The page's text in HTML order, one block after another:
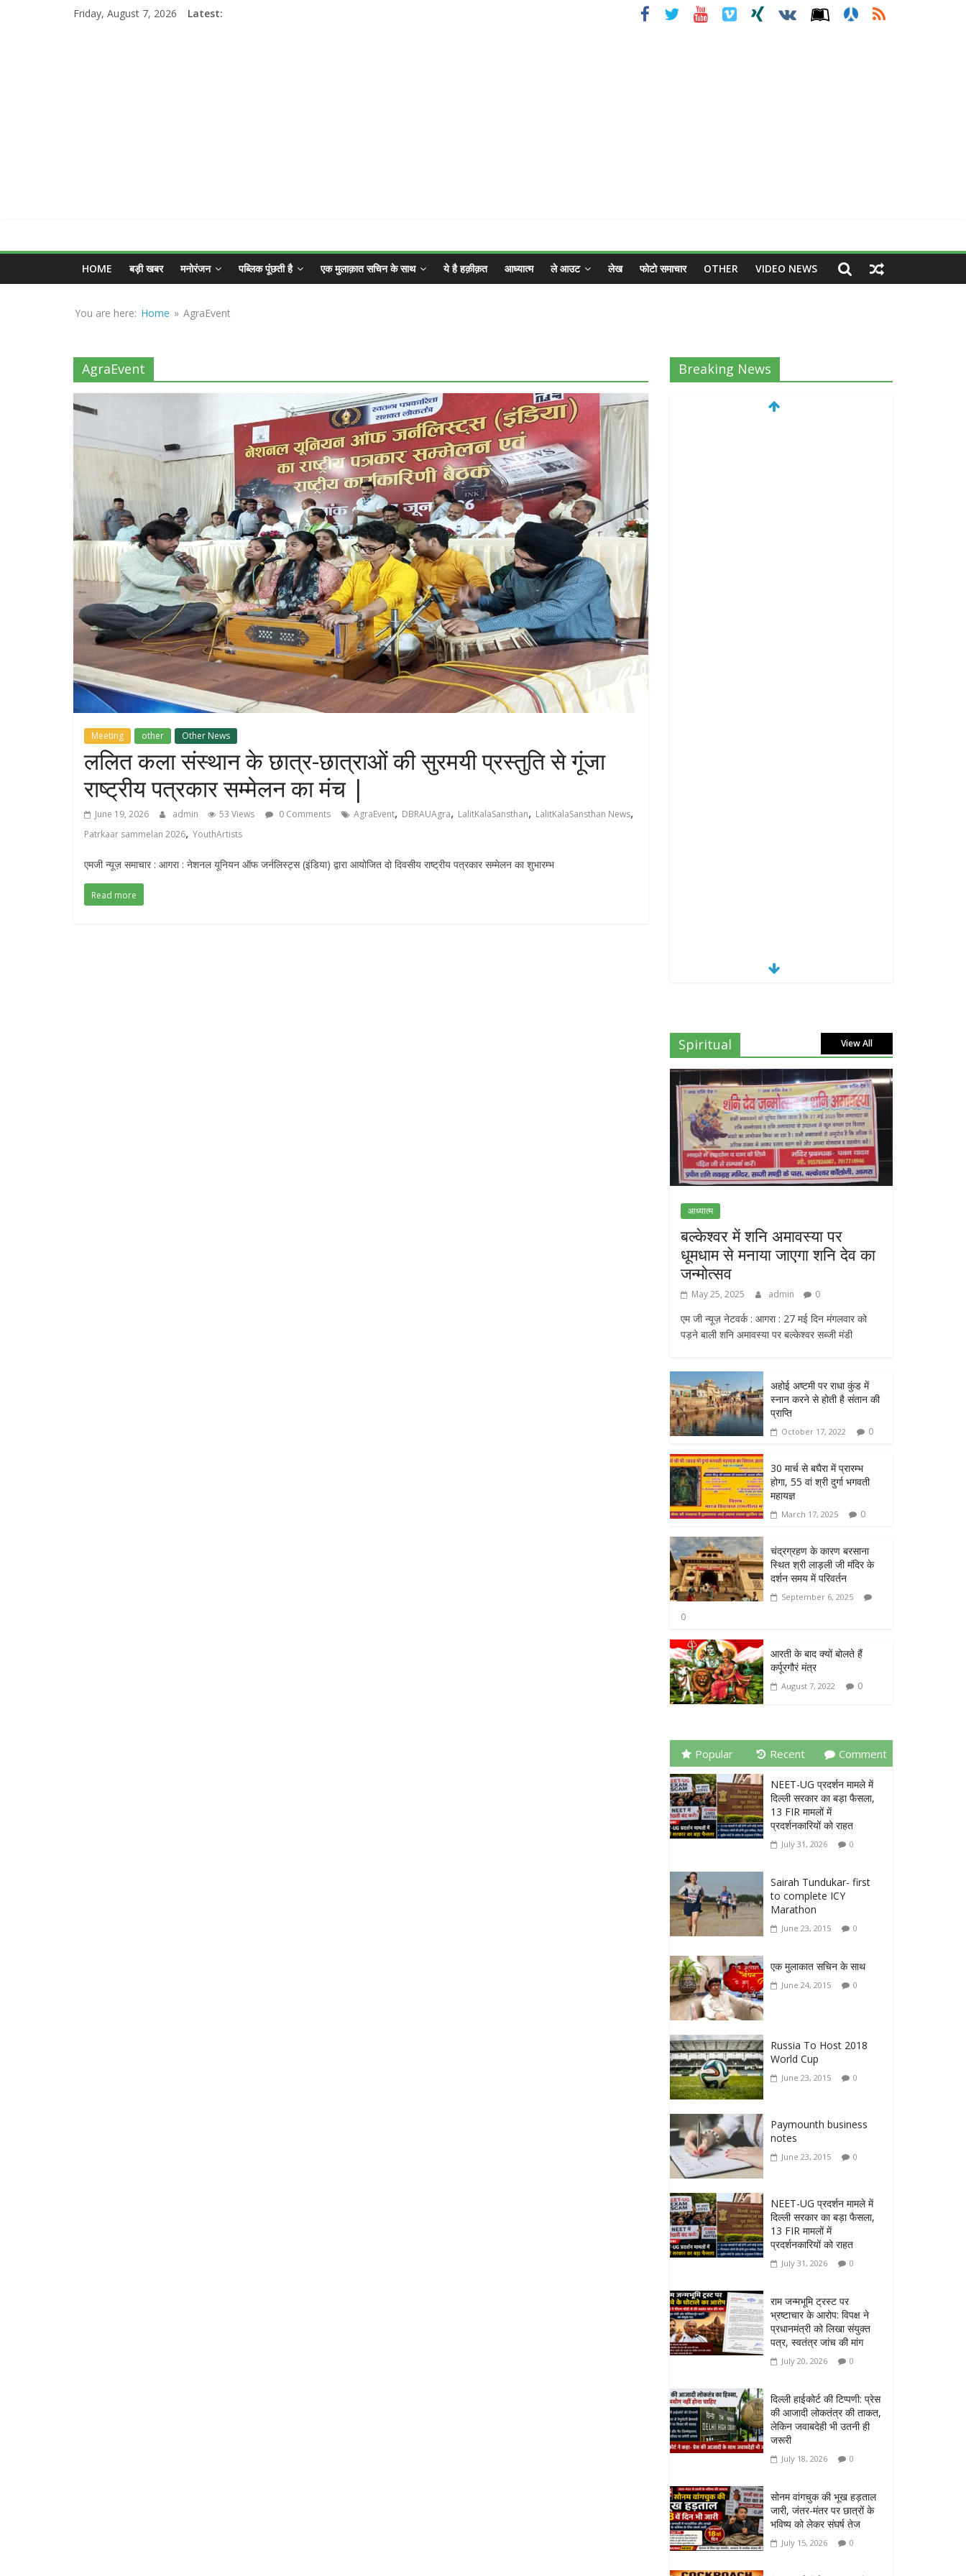
Friday, August 7, 2026 Latest:
MGNEWSINDIA
Sirf
HOME बड़ी खबर मनोरंजन पब्लिक पूंछती है एक मुलाक़ात सचिन के साथ ये है हक़ीक़त आध्यात्म ले आउट लेख फोटो समाचार OTHER VIDEO NEWS
You are here: Home » AgraEvent
AgraEvent
Meeting other Other News
ललित कला संस्थान के छात्र-छात्राओं की सुरमयी प्रस्तुति से गूंजा
राष्ट्रीय पत्रकार सम्मेलन का मंच |
June 19, 2026 admin 53 Views 0 Comments AgraEvent, DBRAUAgra, LalitKalaSansthan, LalitKalaSansthan News,
Patrkaar sammelan 2026, YouthArtists
एमजी न्यूज़ समाचार : आगरा : नेशनल यूनियन ऑफ जर्नलिस्ट्स (इंडिया) द्वारा आयोजित दो दिवसीय राष्ट्रीय पत्रकार सम्मेलन का शुभारम्भ
Read more
Breaking News
Spiritual View All
आध्यात्म
बल्केश्वर में शनि अमावस्या पर
धूमधाम से मनाया जाएगा शनि देव का
जन्मोत्सव
May 25, 2025 admin 0
एम जी न्यूज़ नेटवर्क : आगरा : 27 मई दिन मंगलवार को
पड़ने बाली शनि अमावस्या पर बल्केश्वर सब्जी मंडी
अहोई अष्टमी पर राधा कुंड में
स्नान करने से होती है संतान की
प्राप्ति
October 17, 2022 0
30 मार्च से बघैरा में प्रारम्भ
होगा, 55 वां श्री दुर्गा भगवती
महायज्ञ
March 17, 2025 0
चंद्रग्रहण के कारण बरसाना
स्थित श्री लाड़ली जी मंदिर के
दर्शन समय में परिवर्तन
September 6, 2025
0
आरती के बाद क्यों बोलते हैं
कर्पूरगौरं मंत्र
August 7, 2022 0
Popular Recent Comment
NEET-UG प्रदर्शन मामले में
दिल्ली सरकार का बड़ा फैसला,
13 FIR मामलों में
प्रदर्शनकारियों को राहत
July 31, 2026 0
Sairah Tundukar- first
to complete ICY
Marathon
June 23, 2015 0
एक मुलाकात सचिन के साथ
June 24, 2015 0
Russia To Host 2018
World Cup
June 23, 2015 0
Paymounth business
notes
June 23, 2015 0
NEET-UG प्रदर्शन मामले में
दिल्ली सरकार का बड़ा फैसला,
13 FIR मामलों में
प्रदर्शनकारियों को राहत
July 31, 2026 0
राम जन्मभूमि ट्रस्ट पर
भ्रष्टाचार के आरोप: विपक्ष ने
प्रधानमंत्री को लिखा संयुक्त
पत्र, स्वतंत्र जांच की मांग
July 20, 2026 0
दिल्ली हाईकोर्ट की टिप्पणी: प्रेस
की आजादी लोकतंत्र की ताकत,
लेकिन जवाबदेही भी उतनी ही
जरूरी
July 18, 2026 0
सोनम वांगचुक की भूख हड़ताल
जारी, जंतर-मंतर पर छात्रों के
भविष्य को लेकर संघर्ष तेज
July 15, 2026 0